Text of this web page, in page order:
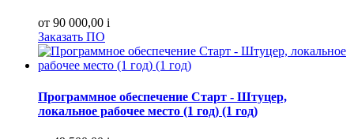
от 90 000,00 i
Заказать ПО
Программное обеспечение Старт - Штуцер,
локальное рабочее место (1 год) (1 год)